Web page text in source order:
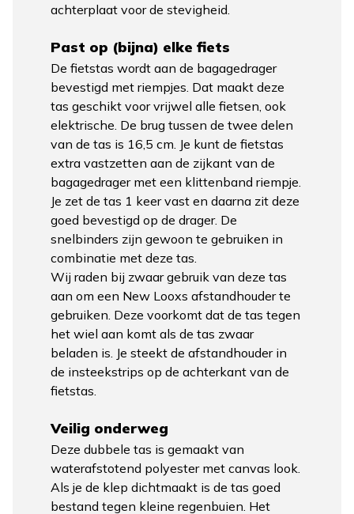
achterplaat voor de stevigheid.
Past op (bijna) elke fiets
De fietstas wordt aan de bagagedrager
bevestigd met riempjes. Dat maakt deze
tas geschikt voor vrijwel alle fietsen, ook
elektrische. De brug tussen de twee delen
van de tas is 16,5 cm. Je kunt de fietstas
extra vastzetten aan de zijkant van de
bagagedrager met een klittenband riempje.
Je zet de tas 1 keer vast en daarna zit deze
goed bevestigd op de drager. De
snelbinders zijn gewoon te gebruiken in
combinatie met deze tas.
Wij raden bij zwaar gebruik van deze tas
aan om een New Looxs afstandhouder te
gebruiken. Deze voorkomt dat de tas tegen
het wiel aan komt als de tas zwaar
beladen is. Je steekt de afstandhouder in
de insteekstrips op de achterkant van de
fietstas.
Veilig onderweg
Deze dubbele tas is gemaakt van
waterafstotend polyester met canvas look.
Als je de klep dichtmaakt is de tas goed
bestand tegen kleine regenbuien. Het